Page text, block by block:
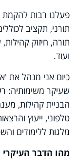
פעלנו רבות
תורני, תקציב
תורה, חיזוק
ועוד.
כיום אני מנהל את
שעיקר משימותיה:
הבניית קהילות,
טלפוני, ייעוץ
מלגות ללימודים
מהו הדבר